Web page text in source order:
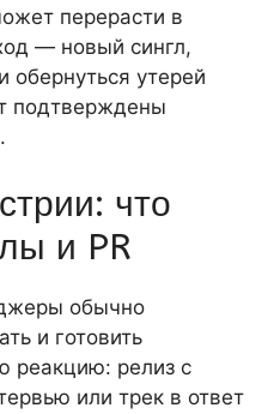
перерасти в
— новый сингл,
утерей
подтверждены
что
и PR
обычно
и готовить
реакцию: релиз с
или трек в ответ